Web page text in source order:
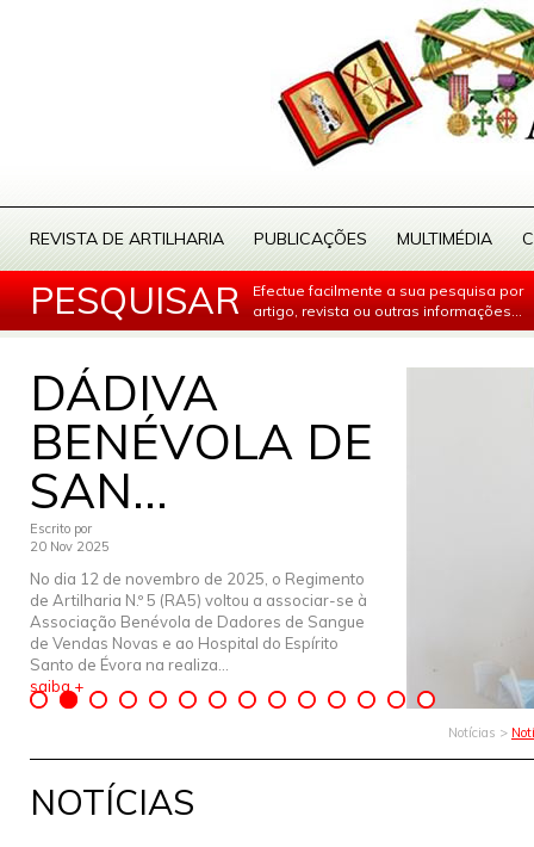
REVISTA DE ARTILHARIA PUBLICAÇÕES MULTIMÉDIA
PESQUISAR
Efectue facilmente a sua pesquisa por
artigo, revista ou outras informações...
DÁDIVA
BENÉVOLA DE
SAN...
Escrito por
20 Nov 2025
No dia 12 de novembro de 2025, o Regimento
de Artilharia N.º 5 (RA5) voltou a associar-se à
Associação Benévola de Dadores de Sangue
de Vendas Novas e ao Hospital do Espírito
Santo de Évora na realiza...
saiba +
Notícias >
NOTÍCIAS